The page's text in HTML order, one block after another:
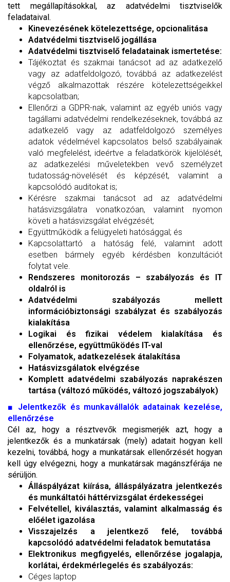
tett megállapításokkal, az adatvédelmi tisztviselők
feladataival.
Kinevezésének kötelezettsége, opcionalitása
Adatvédelmi tisztviselő jogállása
Adatvédelmi tisztviselő feladatainak ismertetése:
Tájékoztat és szakmai tanácsot ad az adatkezelő
vagy az adatfeldolgozó, továbbá az adatkezelést
végző alkalmazottak részére kötelezettségeikkel
kapcsolatban;
Ellenőrzi a GDPR-nak, valamint az egyéb uniós vagy
tagállami adatvédelmi rendelkezéseknek, továbbá az
adatkezelő vagy az adatfeldolgozó személyes
adatok védelmével kapcsolatos belső szabályainak
való megfelelést, ideértve a feladatkörök kijelölését,
az adatkezelési műveletekben vevő személyzet
tudatosság-növelését és képzését, valamint a
kapcsolódó auditokat is;
Kérésre szakmai tanácsot ad az adatvédelmi
hatásvizsgálatra vonatkozóan, valamint nyomon
követi a hatásvizsgálat elvégzését;
Együttműködik a felügyeleti hatósággal; és
Kapcsolattartó a hatóság felé, valamint adott
esetben bármely egyéb kérdésben konzultációt
folytat vele.
Rendszeres monitorozás – szabályozás és IT
oldalról is
Adatvédelmi szabályozás mellett
információbiztonsági szabályzat és szabályozás
kialakítása
Logikai és fizikai védelem kialakítása és
ellenőrzése, együttműködés IT-val
Folyamatok, adatkezelések átalakítása
Hatásvizsgálatok elvégzése
Komplett adatvédelmi szabályozás naprakészen
tartása (változó működés, változó jogszabályok)
■
Jelentkezők és munkavállalók adatainak kezelése,
ellenőrzése
Cél az, hogy a résztvevők megismerjék azt, hogy a
jelentkezők és a munkatársak (mely) adatait hogyan kell
kezelni, továbbá, hogy a munkatársak ellenőrzését hogyan
kell úgy elvégezni, hogy a munkatársak magánszférája ne
sérüljön.
Álláspályázat kiírása, álláspályázatra jelentkezés
és munkáltatói háttérvizsgálat érdekességei
Felvétellel, kiválasztás, valamint alkalmasság és
előélet igazolása
Visszajelzés a jelentkező felé, továbbá
kapcsolódó adatvédelmi feladatok bemutatása
Elektronikus megfigyelés, ellenőrzése jogalapja,
korlátai, érdekmérlegelés és szabályozás:
Céges laptop